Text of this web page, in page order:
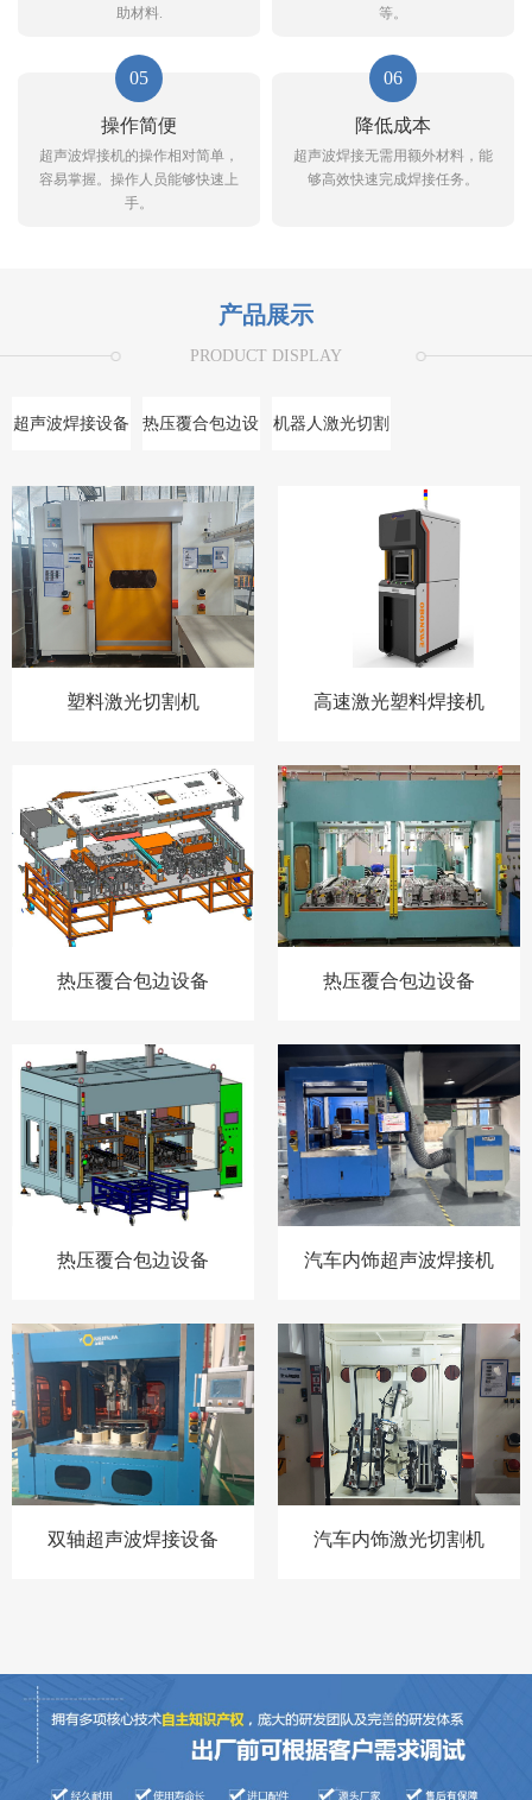
助材料.
等。
05
操作简便
超声波焊接机的操作相对简单，
容易掌握。操作人员能够快速上
手。
06
降低成本
超声波焊接无需用额外材料，能
够高效快速完成焊接任务。
产品展示
PRODUCT DISPLAY
超声波焊接设备 热压覆合包边设 机器人激光切割
塑料激光切割机 高速激光塑料焊接机
热压覆合包边设备 热压覆合包边设备
热压覆合包边设备 汽车内饰超声波焊接机
双轴超声波焊接设备 汽车内饰激光切割机